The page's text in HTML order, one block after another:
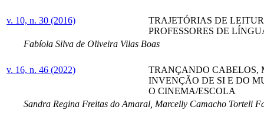
v. 10, n. 30 (2016)
TRAJETÓRIAS DE
PROFESSORES DE
Fabíola Silva de Oliveira Vilas Boas
v. 16, n. 46 (2022)
TRANÇANDO CABELOS,
INVENÇÃO DE SI E DO
O CINEMA/ESCOLA
Sandra Regina Freitas do Amaral, Marcelly Camacho Torteli